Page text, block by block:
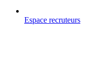
Espace recruteurs